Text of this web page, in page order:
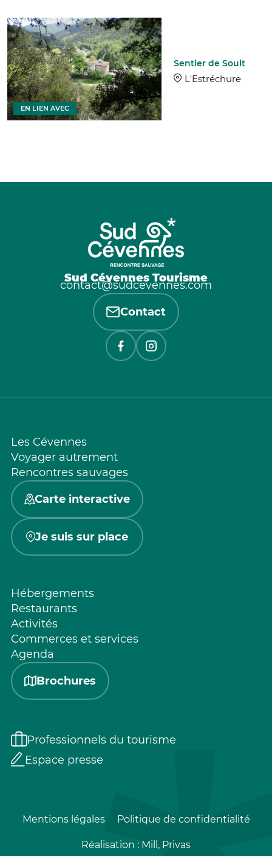
Sentier de Soult
L'Estréchure
EN LIEN AVEC
Sud Cévennes Tourisme
contact@sudcevennes.com
Contact
Les Cévennes
Voyager autrement
Rencontres sauvages
Carte interactive
Je suis sur place
Hébergements
Restaurants
Activités
Commerces et services
Agenda
Brochures
Professionnels du tourisme
Espace presse
Mentions légales Politique de confidentialité
Réalisation : Mill, Privas